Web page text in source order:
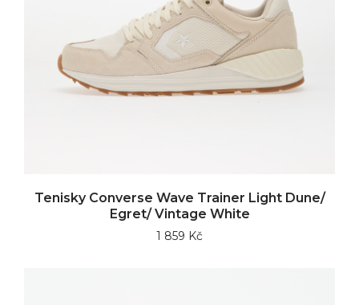
Tenisky Converse Wave Trainer Light Dune/
Egret/ Vintage White
1 859 Kč